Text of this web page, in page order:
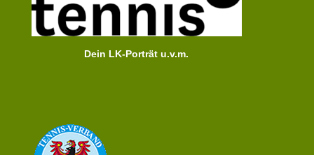
Dein LK-Porträt u.v.m.